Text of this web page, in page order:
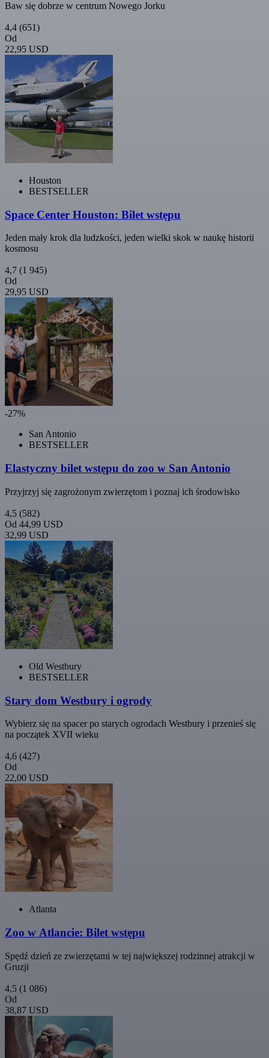
Baw się dobrze w centrum Nowego Jorku
4,4 (651)
Od
22,95 USD
Houston
BESTSELLER
Space Center Houston: Bilet wstępu
Jeden mały krok dla ludzkości, jeden wielki skok w naukę historii
kosmosu
4,7 (1 945)
Od
29,95 USD
-27%
San Antonio
BESTSELLER
Elastyczny bilet wstępu do zoo w San Antonio
Przyjrzyj się zagrożonym zwierzętom i poznaj ich środowisko
4,5 (582)
Od 44,99 USD
32,99 USD
Old Westbury
BESTSELLER
Stary dom Westbury i ogrody
Wybierz się na spacer po starych ogrodach Westbury i przenieś się
na początek XVII wieku
4,6 (427)
Od
22,00 USD
Atlanta
Zoo w Atlancie: Bilet wstępu
Spędź dzień ze zwierzętami w tej największej rodzinnej atrakcji w
Gruzji
4,5 (1 086)
Od
38,87 USD